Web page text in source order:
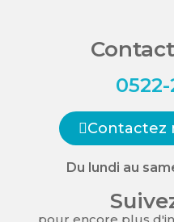
Contactez
Du lundi au